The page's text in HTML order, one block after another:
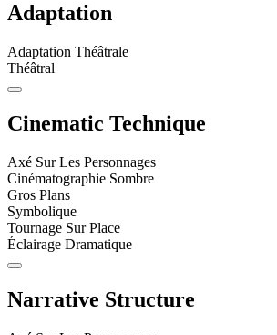
Adaptation
Adaptation Théâtrale
Théâtral
Cinematic Technique
Axé Sur Les Personnages
Cinématographie Sombre
Gros Plans
Symbolique
Tournage Sur Place
Éclairage Dramatique
Narrative Structure